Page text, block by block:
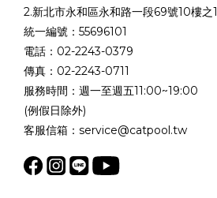
2.新北市永和區永和路一段69號10樓之1
統一編號：55696101
電話：02-2243-0379
傳真：02-2243-0711
服務時間：週一至週五11:00~19:00
(例假日除外)
客服信箱：service@catpool.tw